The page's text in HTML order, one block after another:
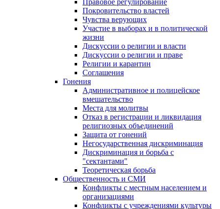
Правовое регулирование
Покровительство властей
Чувства верующих
Участие в выборах и в политической
жизни
Дискуссии о религии и власти
Дискуссии о религии и праве
Религии и карантин
Соглашения
Гонения
Административное и полицейское
вмешательство
Места для молитвы
Отказ в регистрации и ликвидация
религиозных объединений
Защита от гонений
Негосударственная дискриминация
Дискриминация и борьба с
"сектантами"
Теоретическая борьба
Общественность и СМИ
Конфликты с местным населением и
организациями
Конфликты с учреждениями культуры